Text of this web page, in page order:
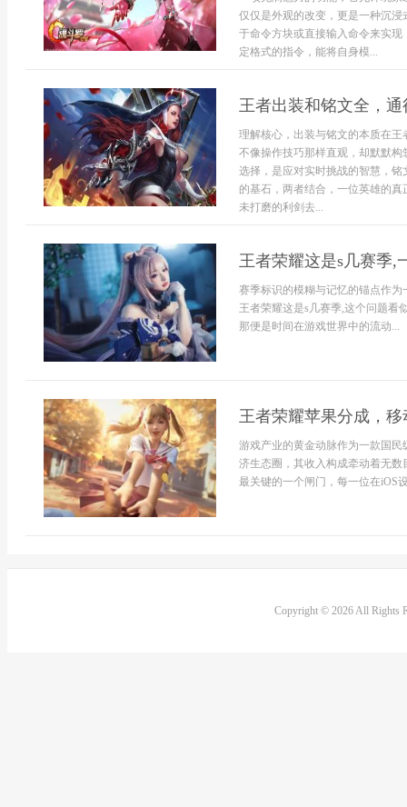
仅仅是外观的改变，更是一种沉
于命令方块或直接输入命令来实
定格式的指令，能将自身模...
王者出装和铭文全，
理解核心，出装与铭文的本质在
不像操作技巧那样直观，却默默
选择，是应对实时挑战的智慧，
的基石，两者结合，一位英雄的
未打磨的利剑去...
王者荣耀这是s几赛季,
赛季标识的模糊与记忆的锚点作
王者荣耀这是s几赛季,这个问题看
那便是时间在游戏世界中的流动...
王者荣耀苹果分成，
游戏产业的黄金动脉作为一款国
济生态圈，其收入构成牵动着无
最关键的一个闸门，每一位在iOS
Copyright © 2026 All Rights